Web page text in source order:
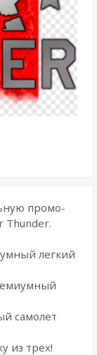
промо-
Thunder.
легкий
самолет
из трех!